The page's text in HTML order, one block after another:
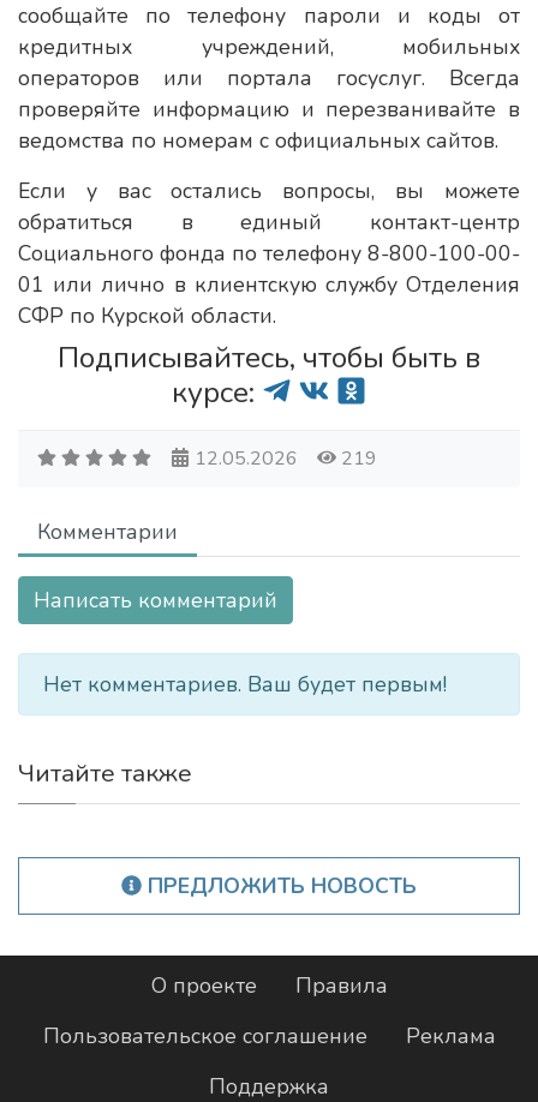
сообщайте по телефону пароли и коды от
кредитных учреждений, мобильных
операторов или портала госуслуг. Всегда
проверяйте информацию и перезванивайте в
ведомства по номерам с официальных сайтов.
Если у вас остались вопросы, вы можете
обратиться в единый контакт-центр
Социального фонда по телефону 8-800-100-00-
01 или лично в клиентскую службу Отделения
СФР по Курской области.
Подписывайтесь, чтобы быть в
курсе:
12.05.2026 219
Комментарии
Написать комментарий
Нет комментариев. Ваш будет первым!
Читайте также
ПРЕДЛОЖИТЬ НОВОСТЬ
О проекте
Правила
Пользовательское соглашение
Реклама
Поддержка